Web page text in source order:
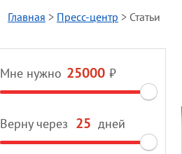
Главная > Пресс-центр > Статьи
Мне нужно ₽
Верну через дней